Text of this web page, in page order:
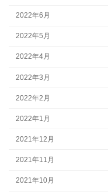
2022年6月
2022年5月
2022年4月
2022年3月
2022年2月
2022年1月
2021年12月
2021年11月
2021年10月